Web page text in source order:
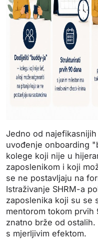
Jedno od
uvođenje onboarding
kolege koji nije u
zaposlenikom i koji
se ne postavljaju na
Istraživanje SHRM-a
zaposlenika koji su se
mentorom tokom prvih
znatno brže od
s mjerljivim efektom.